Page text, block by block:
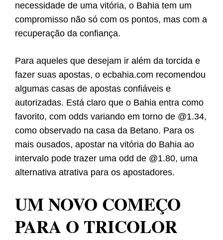
necessidade de uma vitória, o Bahia tem um
compromisso não só com os pontos, mas com a
recuperação da confiança.
Para aqueles que desejam ir além da torcida e
fazer suas apostas, o ecbahia.com recomendou
algumas casas de apostas confiáveis e
autorizadas. Está claro que o Bahia entra como
favorito, com odds variando em torno de @1.34,
como observado na casa da Betano. Para os
mais ousados, apostar na vitória do Bahia ao
intervalo pode trazer uma odd de @1.80, uma
alternativa atrativa para os apostadores.
UM NOVO COMEÇO
PARA O TRICOLOR